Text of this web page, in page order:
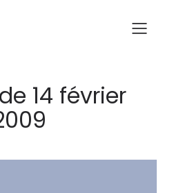
14 février